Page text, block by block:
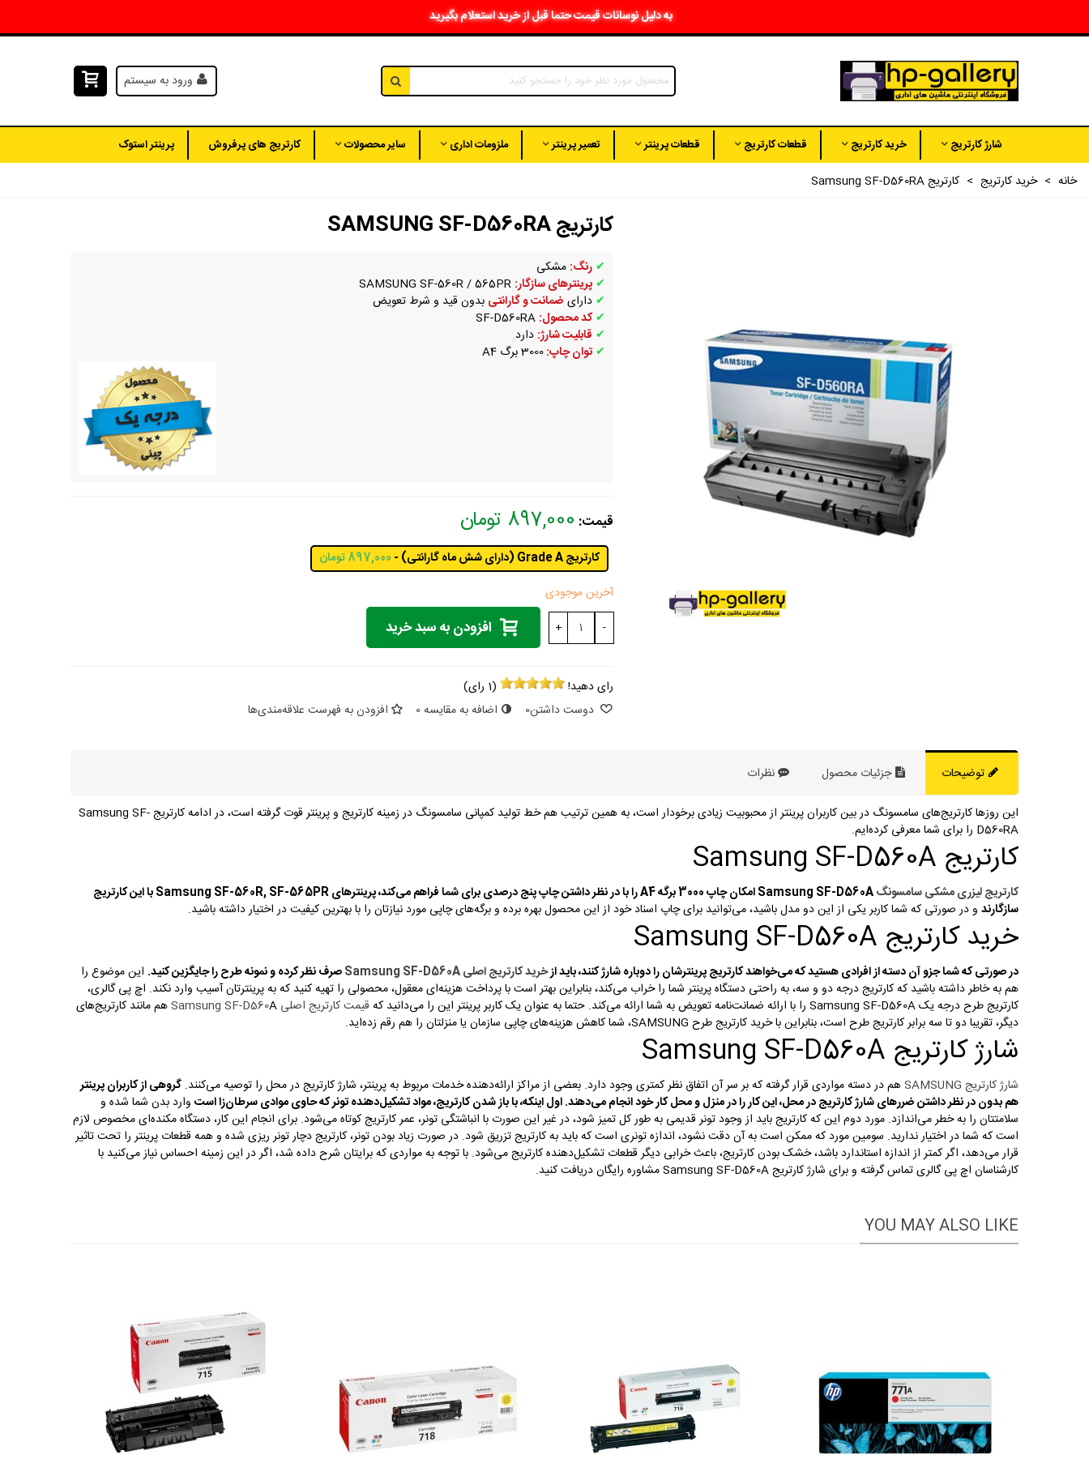
به دلیل نوسانات قیمت حتما قبل از خرید استعلام بگیرید
ورود به سیستم
شارژ کارتریج خرید کارتریج قطعات کارتریج قطعات پرینتر تعمیر پرینتر ملزومات اداری سایر محصولات کارتریج های پرفروش پرینتر استوک
خانه > خرید کارتریج > کارتریج Samsung SF-D560RA
کارتریج SAMSUNG SF-D560RA
✔ رنگ: مشکی
✔ پرینترهای سازگار:
✔ دارای ضمانت و گارانتی بدون قید و شرط تعویض
✔ کد محصول:
✔ قابلیت شارژ: دارد
✔ توان چاپ:3000 برگ A4
قیمت: 897,000 تومان
کارتریج Grade A (دارای شش ماه گارانتی) -
897,000 تومان
آخرین موجودی
-
+ افزودن به سبد خرید
رای دهید! (
1 رای)
دوست داشتن0 اضافه به مقایسه0 افزودن به فهرست علاقه‌مندی‌ها
توضیحات جزئیات محصول نظرات
این روزها کارتریج‌های سامسونگ در بین کاربران پرینتر از محبوبیت زیادی برخودار است، به همین ترتیب هم خط تولید کمپانی سامسونگ در زمینه کارتریج و پرینتر قوت گرفته است، در ادامه کارتریج Samsung SF-
D560RA را برای شما معرفی کرده‌ایم.
کارتریج Samsung SF-D560A
کارتریج لیزری مشکی سامسونگ
با این کارتریج
سازگارند و در صورتی که شما کاربر یکی از این دو مدل باشید، می‌توانید برای چاپ اسناد خود از این محصول بهره برده و برگه‌های چاپی مورد نیازتان را با بهترین کیفیت در اختیار داشته باشید.
خرید کارتریج Samsung SF-D560A
در صورتی که شما جزو آن دسته از افرادی هستید که می‌خواهند کارتریج پرینترشان را دوباره شارژ کنند، باید ازخرید کارتریج اصلی Samsung SF-D560A صرف نظر کرده و نمونه طرح را جایگزین کنید. این موضوع را
هم به خاطر داشته باشید که کارتریج درجه دو و سه، به راحتی دستگاه پرینتر شما را خراب می‌کند، بنابراین بهتر است با پرداخت هزینه‌ای معقول، محصولی را تهیه کنید که به پرینترتان آسیب وارد نکند. اچ پی گالری،
کارتریج طرح درجه یکSamsung SF-D560A را با ارائه ضمانت‌نامه تعویض به شما ارائه می‌کند. حتما به عنوان یک کاربر پرینتر این را می‌دانید که قیمت کارتریج اصلی Samsung SF-D560
A هم مانند کارتریج‌های
دیگر، تقریبا دو تا سه برابر کارتریج طرح است، بنابراین با خرید کارتریج طرح SAMSUNG، شما کاهش هزینه‌های چاپی سازمان یا منزلتان را هم رقم زده‌اید.
شارژ کارتریج Samsung SF-D560A
شارژ کارتریج SAMSUNG هم در دسته مواردی قرار گرفته که بر سر آن اتفاق نظر کمتری وجود دارد. بعضی از مراکز ارائه‌دهنده خدمات مربوط به پرینتر، شارژ کارتریج در محل را توصیه می‌کنند. گروهی از کاربران پرینتر
هم بدون در نظر داشتن ضررهای شارژ کارتریج در محل، این کار را در منزل و محل کار خود انجام می‌دهند. اول اینکه، با باز شدن کارتریج، مواد تشکیل‌دهنده تونر که حاوی موادی سرطان‌زا است وارد بدن شما شده و
سلامتتان را به خطر می‌اندازد. مورد دوم این که کارتریج باید از وجود تونر قدیمی به طور کل تمیز شود، در غیر این صورت با انباشتگی تونر، عمر کارتریج کوتاه می‌شود. برای انجام این کار، دستگاه مکنده‌ای مخصوص لازم
است که شما در اختیار ندارید. سومین مورد که ممکن است به آن دقت نشود، اندازه تونری است که باید به کارتریج تزریق شود. در صورت زیاد بودن تونر، کارتریج دچار تونر ریزی شده و همه قطعات پرینتر را تحت تاثیر
قرار می‌دهد، اگر کمتر از اندازه استاندارد باشد، خشک بودن کارتریج، باعث خرابی دیگر قطعات تشکیل‌دهنده کارتریج می‌شود. با توجه به مواردی که برایتان شرح داده شد، اگر در این زمینه احساس نیاز می‌کنید با
کارشناسان اچ پی گالری تماس گرفته و برای شارژ کارتریج Samsung SF-D560A مشاوره رایگان دریافت کنید.
YOU MAY ALSO LIKE